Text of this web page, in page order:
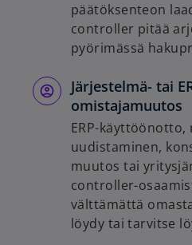
päätöksenteon
controller pitää
pyörimässä
Järjestelmä- tai
omistajamuutos
ERP-
uudistaminen,
muutos tai
controller-
välttämättä
löydy tai tarvitse